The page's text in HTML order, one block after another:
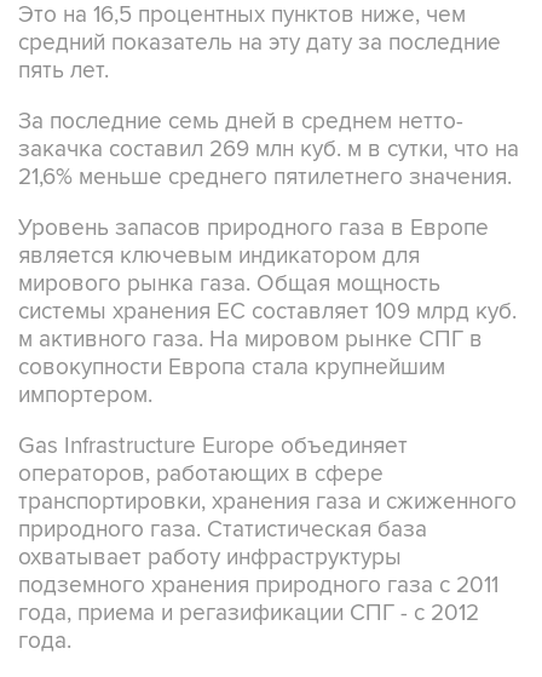
Это на 16,5 процентных пунктов ниже, чем
средний показатель на эту дату за последние
пять лет.
За последние семь дней в среднем нетто-
закачка составил 269 млн куб. м в сутки, что на
21,6% меньше среднего пятилетнего значения.
Уровень запасов природного газа в Европе
является ключевым индикатором для
мирового рынка газа. Общая мощность
системы хранения ЕС составляет 109 млрд куб.
м активного газа. На мировом рынке СПГ в
совокупности Европа стала крупнейшим
импортером.
Gas Infrastructure Europe объединяет
операторов, работающих в сфере
транспортировки, хранения газа и сжиженного
природного газа. Статистическая база
охватывает работу инфраструктуры
подземного хранения природного газа с 2011
года, приема и регазификации СПГ - с 2012
года.